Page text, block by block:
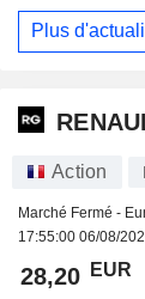
Plus
Action
Marché Fermé -
17:55:00 06/08/
28,20 EUR